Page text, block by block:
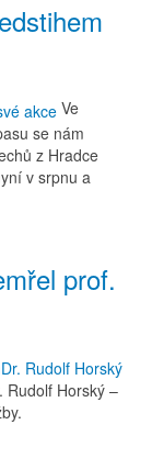
Ve
se nám
z Hradce
v srpnu a
prof.
Rudolf Horský –